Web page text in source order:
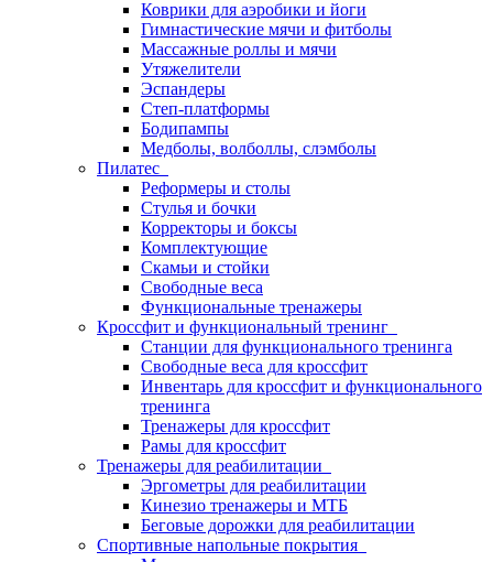
Коврики для аэробики и йоги
Гимнастические мячи и фитболы
Массажные роллы и мячи
Утяжелители
Эспандеры
Степ-платформы
Бодипампы
Медболы, волболлы, слэмболы
Пилатес
Реформеры и столы
Стулья и бочки
Корректоры и боксы
Комплектующие
Скамьи и стойки
Свободные веса
Функциональные тренажеры
Кроссфит и функциональный тренинг
Станции для функционального тренинга
Свободные веса для кроссфит
Инвентарь для кроссфит и функционального
тренинга
Тренажеры для кроссфит
Рамы для кроссфит
Тренажеры для реабилитации
Эргометры для реабилитации
Кинезио тренажеры и МТБ
Беговые дорожки для реабилитации
Спортивные напольные покрытия